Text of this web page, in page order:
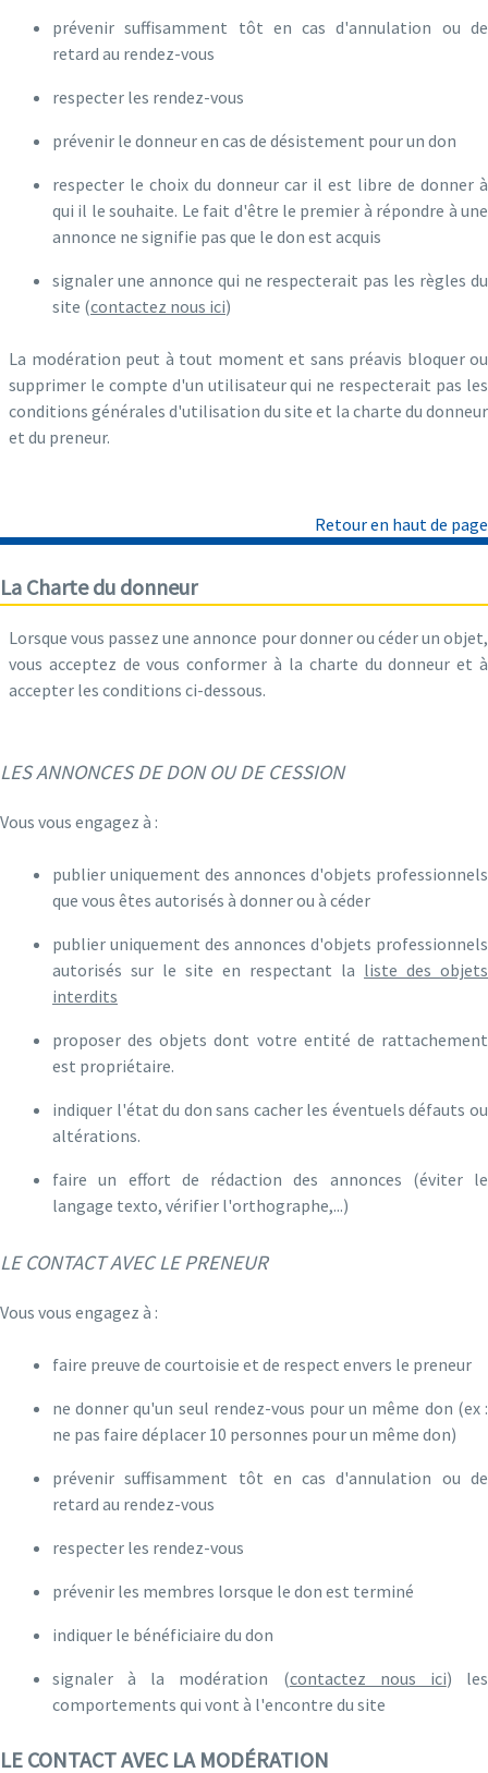
prévenir suffisamment tôt en cas d'annulation ou de
retard au rendez-vous
respecter les rendez-vous
prévenir le donneur en cas de désistement pour un don
respecter le choix du donneur car il est libre de donner à
qui il le souhaite. Le fait d'être le premier à répondre à une
annonce ne signifie pas que le don est acquis
signaler une annonce qui ne respecterait pas les règles du
site (contactez nous ici)
La modération peut à tout moment et sans préavis bloquer ou
supprimer le compte d'un utilisateur qui ne respecterait pas les
conditions générales d'utilisation du site et la charte du donneur
et du preneur.
Retour en haut de page
La Charte du donneur
Lorsque vous passez une annonce pour donner ou céder un objet,
vous acceptez de vous conformer à la charte du donneur et à
accepter les conditions ci-dessous.
LES ANNONCES DE DON OU DE CESSION
Vous vous engagez à :
publier uniquement des annonces d'objets professionnels
que vous êtes autorisés à donner ou à céder
publier uniquement des annonces d'objets professionnels
autorisés sur le site en respectant la liste des objets
interdits
proposer des objets dont votre entité de rattachement
est propriétaire.
indiquer l'état du don sans cacher les éventuels défauts ou
altérations.
faire un effort de rédaction des annonces (éviter le
langage texto, vérifier l'orthographe,...)
LE CONTACT AVEC LE PRENEUR
Vous vous engagez à :
faire preuve de courtoisie et de respect envers le preneur
ne donner qu'un seul rendez-vous pour un même don (ex :
ne pas faire déplacer 10 personnes pour un même don)
prévenir suffisamment tôt en cas d'annulation ou de
retard au rendez-vous
respecter les rendez-vous
prévenir les membres lorsque le don est terminé
indiquer le bénéficiaire du don
signaler à la modération (contactez nous ici) les
comportements qui vont à l'encontre du site
LE CONTACT AVEC LA MODÉRATION